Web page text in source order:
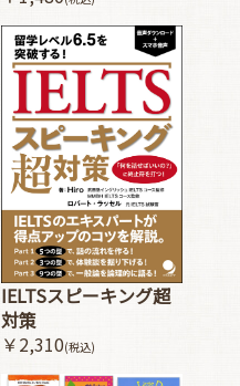
IELTSスピーキング超
対策
￥2,310(税込)